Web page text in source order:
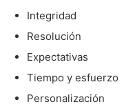
Integridad
Resolución
Expectativas
Tiempo y esfuerzo
Personalización